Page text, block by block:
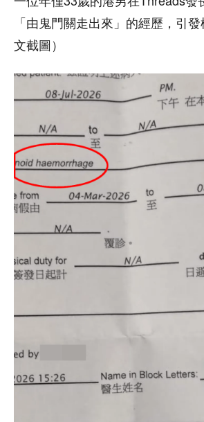
「由鬼門關走出來」的經歷，引
文截圖）